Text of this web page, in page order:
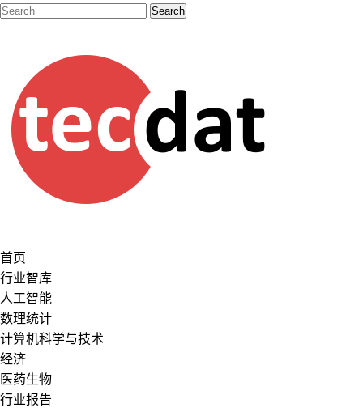
首页
行业智库
人工智能
数理统计
计算机科学与技术
经济
医药生物
行业报告